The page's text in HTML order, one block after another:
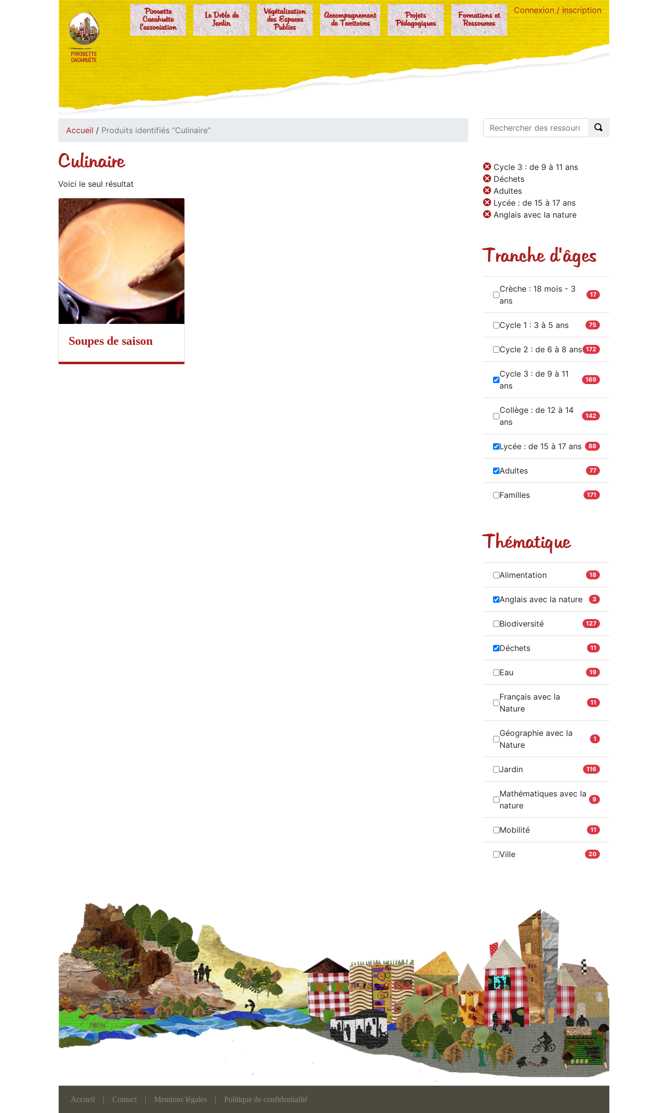
Pirouette
Cacahuète
l'association
Le Drôle de
Jardin
Végétalisation
des Espaces
Publics
Accompagnement
de Territoires
Projets
Pédagogiques
Formations et
Ressources
Connexion / Inscription
Accueil / Produits identifiés “Culinaire”
Culinaire
Voici le seul résultat
Soupes de saison
Cycle 3 : de 9 à 11 ans
Déchets
Adultes
Lycée : de 15 à 17 ans
Anglais avec la nature
Tranche d'âges
Crèche : 18 mois - 3
ans
17
Cycle 1 : 3 à 5 ans 75
Cycle 2 : de 6 à 8 ans 172
Cycle 3 : de 9 à 11
ans
169
Collège : de 12 à 14
ans
142
Lycée : de 15 à 17 ans 88
Adultes 77
Familles 171
Thématique
Alimentation 18
Anglais avec la nature 3
Biodiversité 127
Déchets 11
Eau 19
Français avec la
Nature
11
Géographie avec la
Nature
1
Jardin 116
Mathématiques avec la
nature
9
Mobilité 11
Ville 20
Accueil | Contact | Mentions légales | Politique de confidentialité